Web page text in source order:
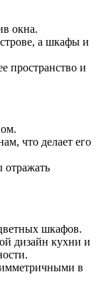
окна.
а шкафы и
пространство и
что делает его
шкафов.
дизайн кухни и
в